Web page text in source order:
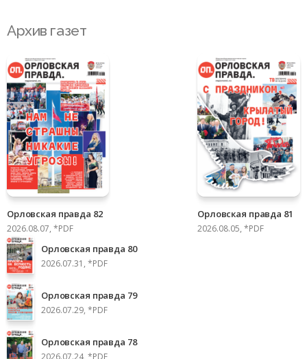
Архив газет
Орловская правда 82
2026.08.07, *PDF
Орловская правда 81
2026.08.05, *PDF
Орловская правда 80
2026.07.31, *PDF
Орловская правда 79
2026.07.29, *PDF
Орловская правда 78
2026.07.24, *PDF